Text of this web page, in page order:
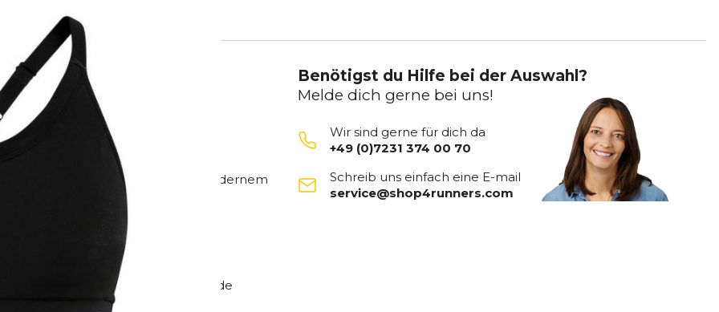
innovativen Technologien und modernem
erbringen wollen.
leichten Gewebe, das
trocken hält.
sorgen für eine hervorragende
Benötigst du Hilfe bei der Auswahl?
Melde dich gerne bei uns!
Wir sind gerne für dich da
+49 (0)7231 374 00 70
Schreib uns einfach eine E-mail
service@shop4runners.com